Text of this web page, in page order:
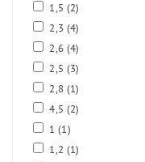
1,5 (2)
2,3 (4)
2,6 (4)
2,5 (3)
2,8 (1)
4,5 (2)
1 (1)
1,2 (1)